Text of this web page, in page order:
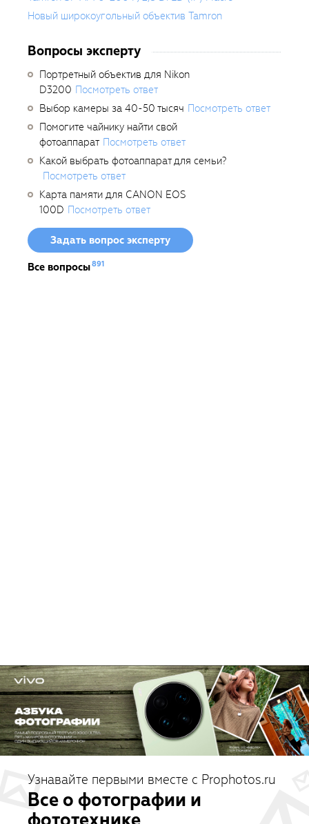
Новый широкоугольный объектив Tamron
Вопросы эксперту
Портретный объектив для Nikon
D3200 Посмотреть ответ
Выбор камеры за 40-50 тысяч Посмотреть ответ
Помогите чайнику найти свой
фотоаппарат Посмотреть ответ
Какой выбрать фотоаппарат для семьи?
Посмотреть ответ
Карта памяти для CANON EOS
100D Посмотреть ответ
Задать вопрос эксперту
Все вопросы891
Узнавайте первыми вместе с Prophotos.ru
Все о фотографии и